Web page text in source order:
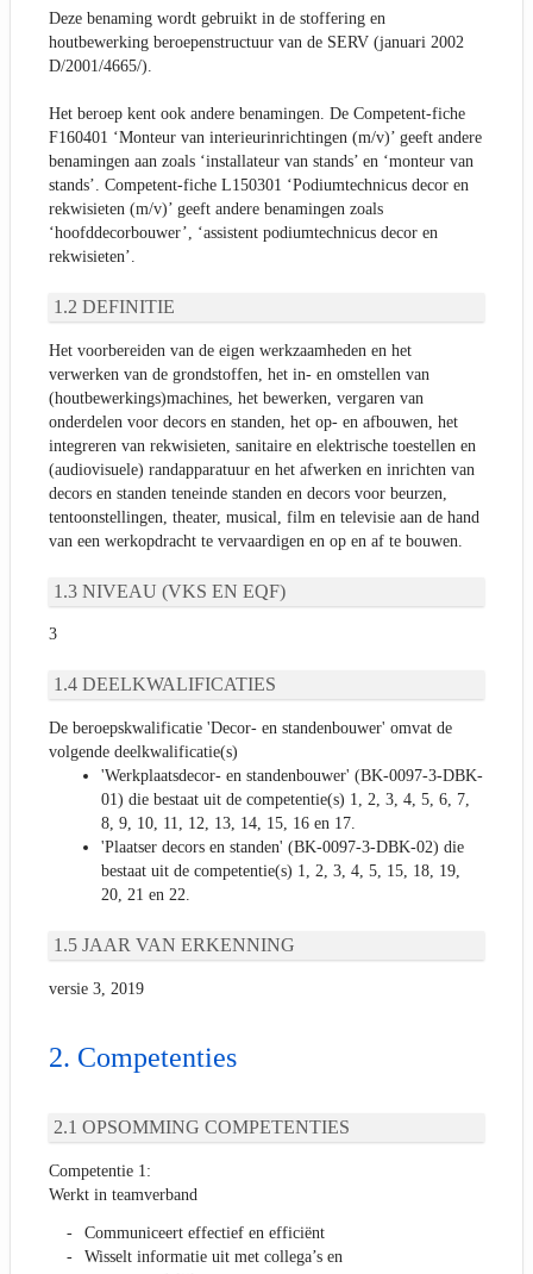
Deze benaming wordt gebruikt in de stoffering en
houtbewerking beroepenstructuur van de SERV (januari 2002
D/2001/4665/).
Het beroep kent ook andere benamingen. De Competent-fiche
F160401 ‘Monteur van interieurinrichtingen (m/v)’ geeft andere
benamingen aan zoals ‘installateur van stands’ en ‘monteur van
stands’. Competent-fiche L150301 ‘Podiumtechnicus decor en
rekwisieten (m/v)’ geeft andere benamingen zoals
‘hoofddecorbouwer’, ‘assistent podiumtechnicus decor en
rekwisieten’.
DEFINITIE
Het voorbereiden van de eigen werkzaamheden en het
verwerken van de grondstoffen, het in- en omstellen van
(houtbewerkings)machines, het bewerken, vergaren van
onderdelen voor decors en standen, het op- en afbouwen, het
integreren van rekwisieten, sanitaire en elektrische toestellen en
(audiovisuele) randapparatuur en het afwerken en inrichten van
decors en standen teneinde standen en decors voor beurzen,
tentoonstellingen, theater, musical, film en televisie aan de hand
van een werkopdracht te vervaardigen en op en af te bouwen.
NIVEAU (VKS EN EQF)
3
DEELKWALIFICATIES
De beroepskwalificatie 'Decor- en standenbouwer' omvat de
volgende deelkwalificatie(s)
'Werkplaatsdecor- en standenbouwer' (BK-0097-3-DBK-
01) die bestaat uit de competentie(s) 1, 2, 3, 4, 5, 6, 7,
8, 9, 10, 11, 12, 13, 14, 15, 16 en 17.
'Plaatser decors en standen' (BK-0097-3-DBK-02) die
bestaat uit de competentie(s) 1, 2, 3, 4, 5, 15, 18, 19,
20, 21 en 22.
JAAR VAN ERKENNING
versie 3, 2019
Competenties
OPSOMMING COMPETENTIES
Competentie 1:
Werkt in teamverband
Communiceert effectief en efficiënt
Wisselt informatie uit met collega’s en